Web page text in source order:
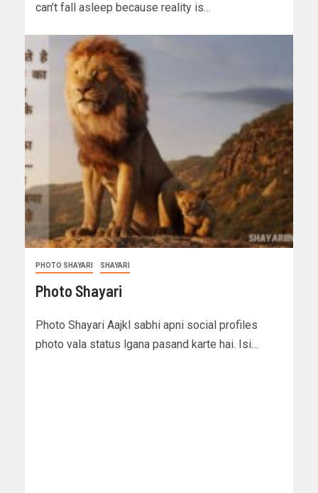
can’t fall asleep because reality is…
PHOTO SHAYARI SHAYARI
Photo Shayari
Photo Shayari Aajkl sabhi apni social profiles
photo vala status lgana pasand karte hai. Isi…